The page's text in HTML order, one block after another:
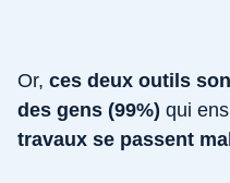
Or, ces deux outils
des gens (99%) qui
travaux se passent mal